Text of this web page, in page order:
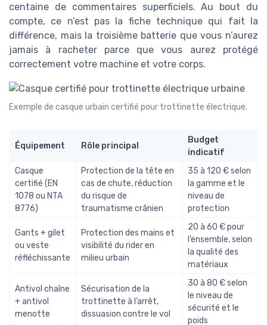
centaine de commentaires superficiels. Au bout du
compte, ce n’est pas la fiche technique qui fait la
différence, mais la troisième batterie que vous n’aurez
jamais à racheter parce que vous aurez protégé
correctement votre machine et votre corps.
Exemple de casque urbain certifié pour trottinette électrique.
Équipement Rôle principal
Budget
indicatif
Casque
certifié (EN
1078 ou NTA
8776)
Protection de la tête en
cas de chute, réduction
du risque de
traumatisme crânien
35 à 120 € selon
la gamme et le
niveau de
protection
Gants + gilet
ou veste
réfléchissante
Protection des mains et
visibilité du rider en
milieu urbain
20 à 60 € pour
l’ensemble, selon
la qualité des
matériaux
Antivol chaîne
+ antivol
menotte
Sécurisation de la
trottinette à l’arrêt,
dissuasion contre le vol
30 à 80 € selon
le niveau de
sécurité et le
poids